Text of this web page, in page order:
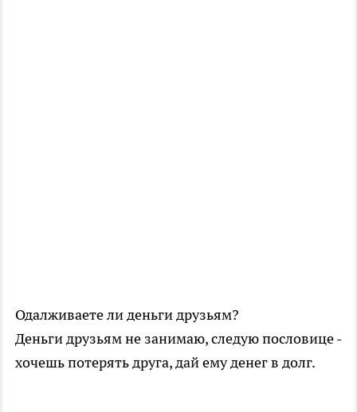
Одалживаете ли деньги друзьям?
Деньги друзьям не занимаю, следую пословице -
хочешь потерять друга, дай ему денег в долг.